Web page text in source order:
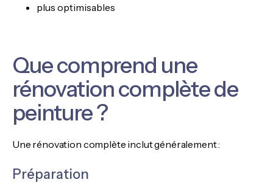
plus optimisables
Que comprend une
rénovation complète de
peinture ?
Une rénovation complète inclut généralement :
Préparation